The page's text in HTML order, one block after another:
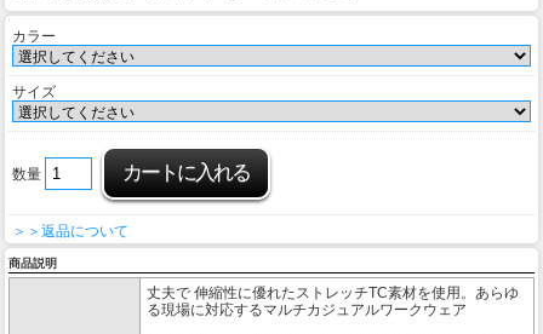
カラー
サイズ
数量
＞＞返品について
商品説明
丈夫で 伸縮性に優れたストレッチTC素材を使用。あらゆ
る現場に対応するマルチカジュアルワークウェア